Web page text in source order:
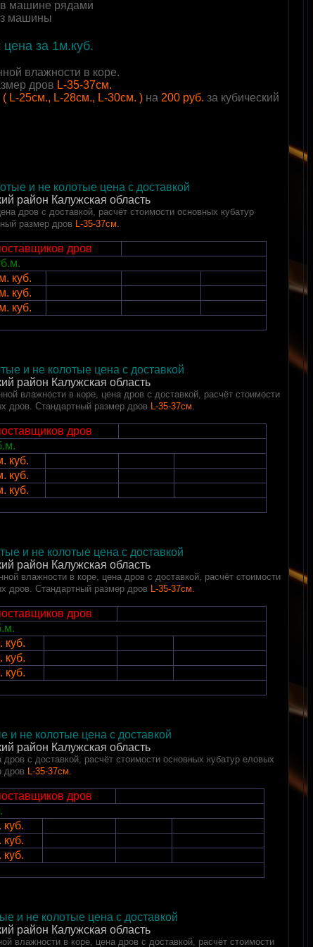
машине рядами
машины
цена за 1м.куб.
влажности в коре.
дров L-35-37см.
( L-25см., L-28см., L-30см. ) на 200 руб. за кубический
и не колотые цена с доставкой
район Калужская область
дров с доставкой, расчёт стоимости основных кубатур
размер дров
L-35-37см.
дров
куб.
куб.
куб.
и не колотые цена с доставкой
район Калужская область
влажности в коре, цена дров с доставкой, расчёт стоимости
дров. Стандартный размер дров
L-35-37см.
дров
куб.
куб.
куб.
и не колотые цена с доставкой
район Калужская область
влажности в коре, цена дров с доставкой, расчёт стоимости
дров. Стандартный размер дров
L-35-37см.
дров
куб.
куб.
куб.
и не колотые цена с доставкой
район Калужская область
с доставкой, расчёт стоимости основных кубатур еловых
дров
L-35-37см.
дров
куб.
куб.
куб.
и не колотые цена с доставкой
район Калужская область
влажности в коре, цена дров с доставкой, расчёт стоимости